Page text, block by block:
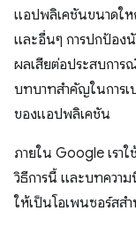
แอปพลิเคชันขนาดใ
และอื่นๆ การปกป้อง
ผลเสียต่อประสบการ
บทบาทสำคัญในการ
ของแอปพลิเคชัน
ภายใน Google เราใ
วิธีการนี้ และบทควา
ให้เป็นโอเพนซอร์สส